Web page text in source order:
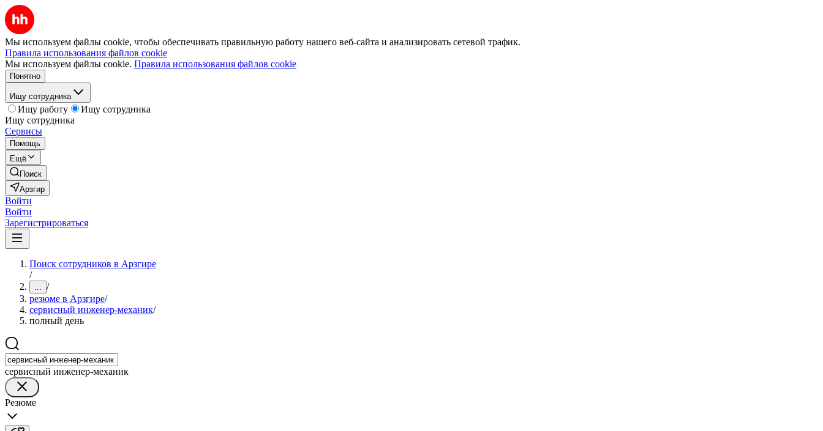
Мы используем файлы cookie, чтобы обеспечивать правильную работу нашего веб-сайта и анализировать сетевой трафик.
Правила использования файлов cookie
Мы используем файлы cookie. Правила использования файлов cookie
Понятно
Ищу сотрудника
Ищу работу
Ищу сотрудника
Ищу сотрудника
Сервисы
Помощь
Ещё
Поиск
Арзгир
Войти
Войти
Зарегистрироваться
Поиск сотрудников в Арзгире
/
... /
резюме в Арзгире/
сервисный инженер-механик/
полный день
сервисный инженер-механик
Резюме